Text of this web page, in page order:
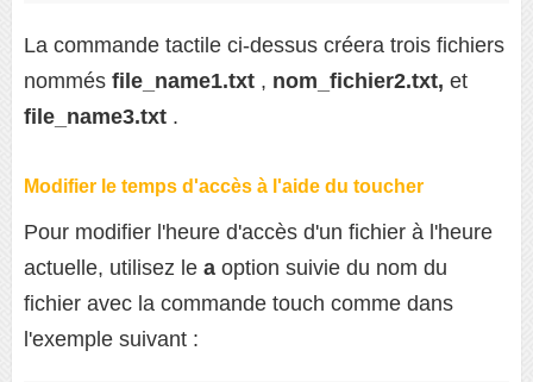
La commande tactile ci-dessus créera trois fichiers
nommés file_name1.txt , nom_fichier2.txt, et
file_name3.txt .
Modifier le temps d'accès à l'aide du toucher
Pour modifier l'heure d'accès d'un fichier à l'heure
actuelle, utilisez le a option suivie du nom du
fichier avec la commande touch comme dans
l'exemple suivant :